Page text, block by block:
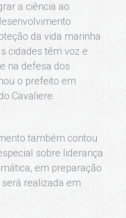
a ciência ao
da vida marinha
cidades têm voz e
na defesa dos
o prefeito em
Cavaliere.
também contou
sobre liderança
em preparação
será realizada em